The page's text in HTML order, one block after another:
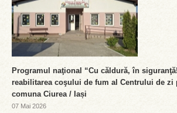
Programul naţional “Cu căldură, în
reabilitarea coşului de fum al Centrului de
comuna Ciurea / Iași
07 Mai 2026